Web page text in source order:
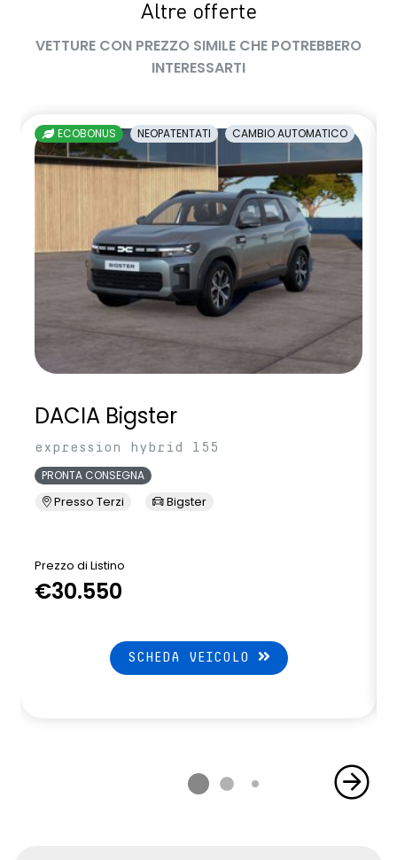
sedile passeggero regolabile in altezza
sedili posteriori ripiegabili 1/3 - 2/3
shark antenna
sistema di controllo della pressione pneumatici indiretto
sistema di frenata d'emergenza attiva
sistema multimediale openR link 10.4" con Google integrato
volante in pelle
Altre offerte
VETTURE CON PREZZO SIMILE CHE POTREBBERO
INTERESSARTI
ECOBONUS NEOPATENTATI CAMBIO AUTOMATICO
DACIA Bigster
expression hybrid 155
PRONTA CONSEGNA
Presso Terzi Bigster
Prezzo di Listino
€30.550
SCHEDA VEICOLO